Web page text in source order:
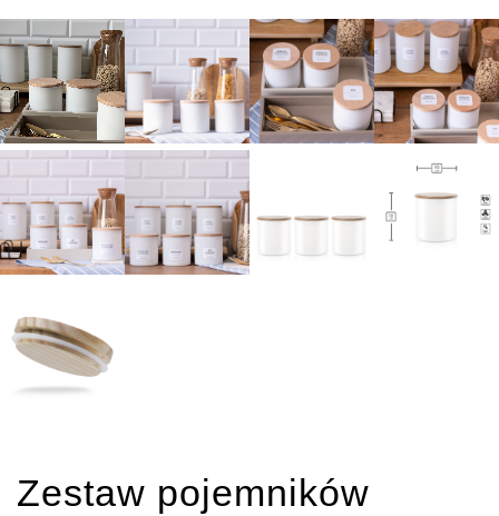
Zestaw pojemników